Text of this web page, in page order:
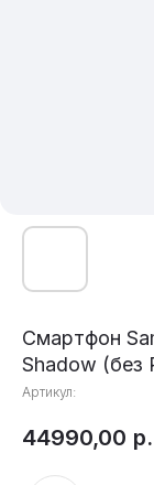
Смартфон
Shadow (без
Артикул:
44990,00 р.